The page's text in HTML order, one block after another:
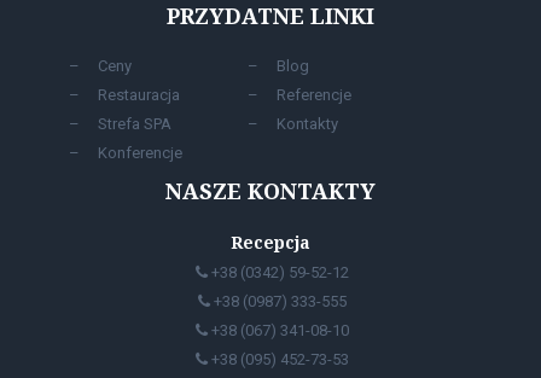
PRZYDATNE LINKI
Сeny
Restauracja
Strefa SPA
Konferencje
Blog
Referencje
Kontakty
NASZE KONTAKTY
Recepcja
+38 (0342) 59-52-12
+38 (0987) 333-555
+38 (067) 341-08-10
+38 (095) 452-73-53